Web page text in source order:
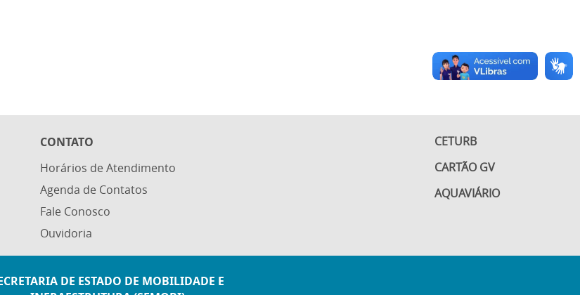
CONTATO
Horários de Atendimento
Agenda de Contatos
Fale Conosco
Ouvidoria
CETURB
CARTÃO GV
AQUAVIÁRIO
DE ESTADO DE MOBILIDADE E